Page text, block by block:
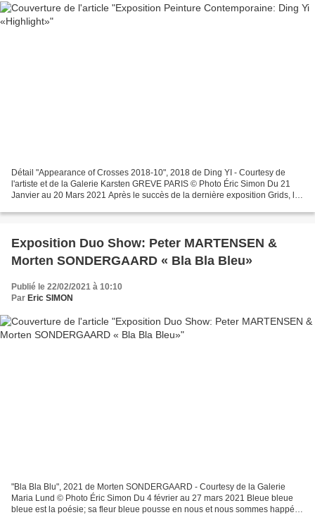
Détail "Appearance of Crosses 2018-10", 2018 de Ding YI - Courtesy de
l'artiste et de la Galerie Karsten GREVE PARIS © Photo Éric Simon Du 21
Janvier au 20 Mars 2021 Après le succès de la dernière exposition Grids, la
Exposition Duo Show: Peter MARTENSEN &
Morten SONDERGAARD « Bla Bla Bleu»
Publié le 22/02/2021 à 10:10
Par Eric SIMON
"Bla Bla Blu", 2021 de Morten SONDERGAARD - Courtesy de la Galerie
Maria Lund © Photo Éric Simon Du 4 février au 27 mars 2021 Bleue bleue
bleue est la poésie; sa fleur bleue pousse en nous et nous sommes happés